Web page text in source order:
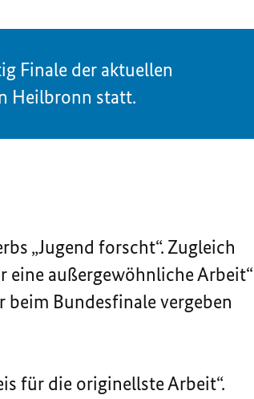
Finale der aktuellen
Heilbronn statt.
„Jugend forscht“. Zugleich
eine außergewöhnliche Arbeit“
beim Bundesfinale vergeben
für die originellste Arbeit“.